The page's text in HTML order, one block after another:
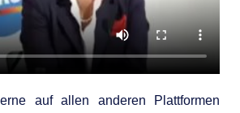
auf allen anderen Plattformen